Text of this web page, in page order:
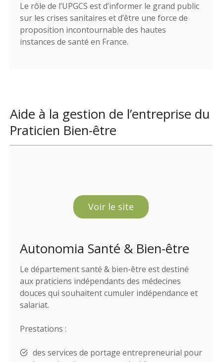
Le rôle de l’UPGCS est d’informer le grand public
sur les crises sanitaires et d’être une force de
proposition incontournable des hautes
instances de santé en France.
Aide à la gestion de l’entreprise du
Praticien Bien-être
Voir le site
Autonomia Santé & Bien-être
Le département santé & bien-être est destiné
aux praticiens indépendants des médecines
douces qui souhaitent cumuler indépendance et
salariat.
Prestations :
des services de portage entrepreneurial pour